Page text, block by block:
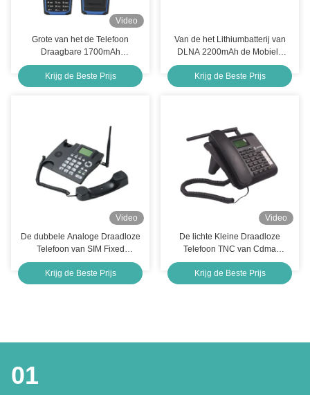
Video
Grote van het de Telefoon
Draagbare 1700mAh
Toetsenbord van de
Capaciteitscdma Eigenschap de
Eigenschaptelefoon
Krijg de Beste Prijs
Van de het Lithiumbatterij van
DLNA 2200mAh de Mobiele
Telefoon Qualcomm 1110 Fm
Radio Mobiele Telefoon
Krijg de Beste Prijs
Video
De dubbele Analoge Draadloze
Telefoon van SIM Fixed
Wireless Phone 850MHz SMS
Krijg de Beste Prijs
Video
De lichte Kleine Draadloze
Telefoon TNC van Cdma
Dubbele Sim Landline Phone
Dual Card-Groef Openlucht
Krijg de Beste Prijs
01